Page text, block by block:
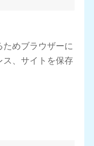
めブラウザーに
ス、サイトを保存